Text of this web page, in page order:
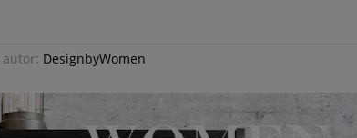
autor: DesignbyWomen